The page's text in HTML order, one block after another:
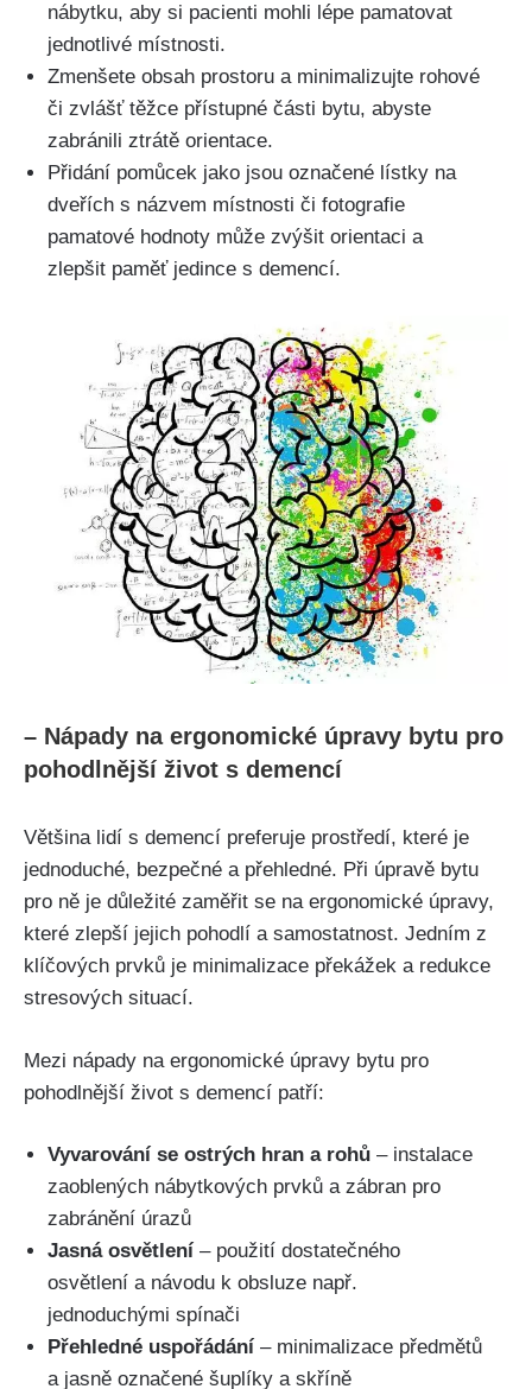
nábytku, aby si pacienti mohli lépe pamatovat
jednotlivé místnosti.
Zmenšete obsah prostoru a minimalizujte rohové
či zvlášť těžce přístupné části bytu, abyste
zabránili ztrátě orientace.
Přidání pomůcek jako jsou označené lístky na
dveřích s názvem místnosti či fotografie
pamatové hodnoty může zvýšit orientaci a
zlepšit paměť jedince s demencí.
– Nápady na ergonomické úpravy bytu pro
pohodlnější život s demencí
Většina lidí s demencí preferuje prostředí, které je
jednoduché, bezpečné a přehledné. Při úpravě bytu
pro ně je důležité zaměřit se na ergonomické úpravy,
které zlepší jejich pohodlí a samostatnost. Jedním z
klíčových prvků je minimalizace překážek a redukce
stresových situací.
Mezi nápady na ergonomické úpravy bytu pro
pohodlnější život s demencí patří:
Vyvarování se ostrých hran a rohů – instalace
zaoblených nábytkových prvků a zábran pro
zabránění úrazů
Jasná osvětlení – použití dostatečného
osvětlení a návodu k obsluze např.
jednoduchými spínači
Přehledné uspořádání – minimalizace předmětů
a jasně označené šuplíky a skříně